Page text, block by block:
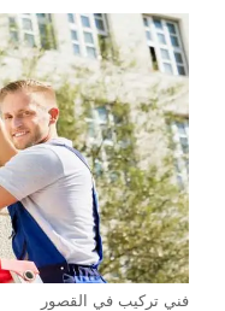
فني تركيب في القصور